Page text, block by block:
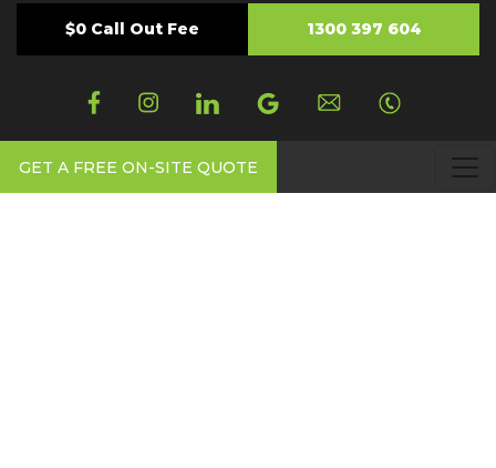
$0 Call Out Fee 1300 397 604
GET A FREE ON-SITE QUOTE